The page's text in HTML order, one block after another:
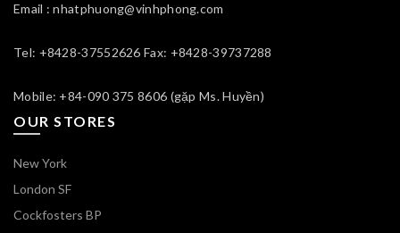
Email : nhatphuong@vinhphong.com
Tel: +8428-37552626 Fax: +8428-39737288
Mobile: +84-090 375 8606 (gặp Ms. Huyền)
OUR STORES
New York
London SF
Cockfosters BP